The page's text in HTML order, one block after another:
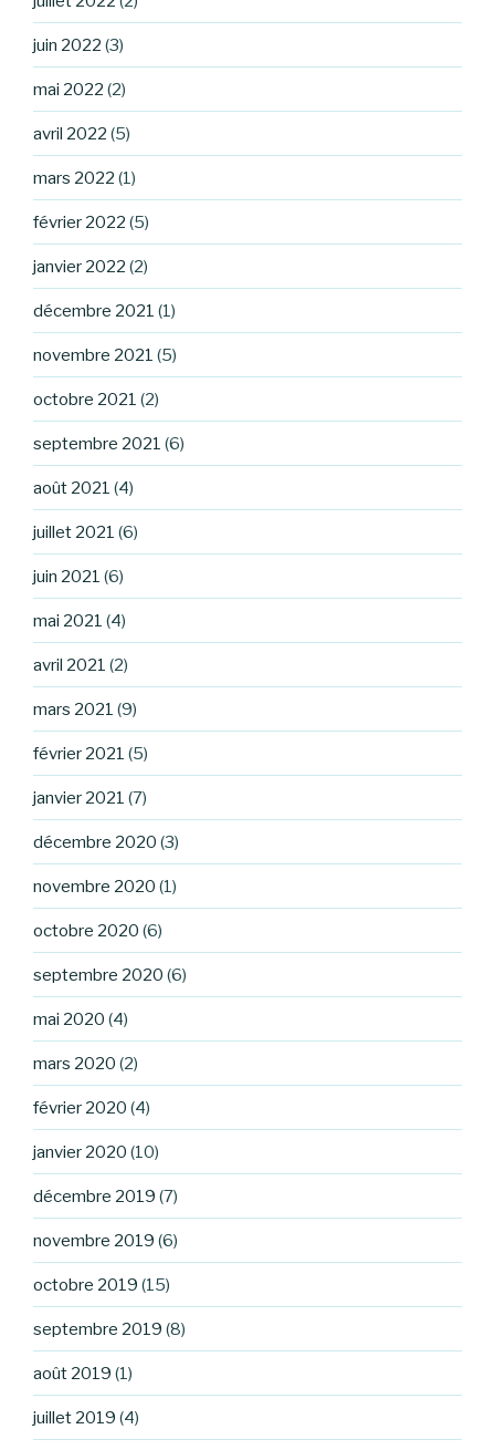
juin 2022 (3)
mai 2022 (2)
avril 2022 (5)
mars 2022 (1)
février 2022 (5)
janvier 2022 (2)
décembre 2021 (1)
novembre 2021 (5)
octobre 2021 (2)
septembre 2021 (6)
août 2021 (4)
juillet 2021 (6)
juin 2021 (6)
mai 2021 (4)
avril 2021 (2)
mars 2021 (9)
février 2021 (5)
janvier 2021 (7)
décembre 2020 (3)
novembre 2020 (1)
octobre 2020 (6)
septembre 2020 (6)
mai 2020 (4)
mars 2020 (2)
février 2020 (4)
janvier 2020 (10)
décembre 2019 (7)
novembre 2019 (6)
octobre 2019 (15)
septembre 2019 (8)
août 2019 (1)
juillet 2019 (4)